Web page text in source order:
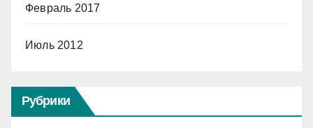
Февраль 2017
Июль 2012
Рубрики